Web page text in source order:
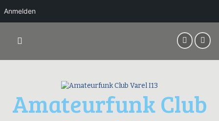
Inhalt
Amateurfunk Club
Anmelden